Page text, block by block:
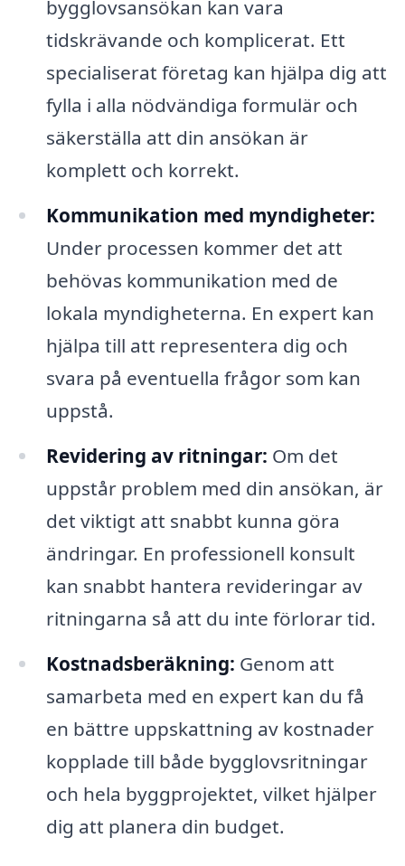
bygglovsansökan kan vara
tidskrävande och komplicerat. Ett
specialiserat företag kan hjälpa dig att
fylla i alla nödvändiga formulär och
säkerställa att din ansökan är
komplett och korrekt.
Kommunikation med myndigheter:
Under processen kommer det att
behövas kommunikation med de
lokala myndigheterna. En expert kan
hjälpa till att representera dig och
svara på eventuella frågor som kan
uppstå.
Revidering av ritningar: Om det
uppstår problem med din ansökan, är
det viktigt att snabbt kunna göra
ändringar. En professionell konsult
kan snabbt hantera revideringar av
ritningarna så att du inte förlorar tid.
Kostnadsberäkning: Genom att
samarbeta med en expert kan du få
en bättre uppskattning av kostnader
kopplade till både bygglovsritningar
och hela byggprojektet, vilket hjälper
dig att planera din budget.